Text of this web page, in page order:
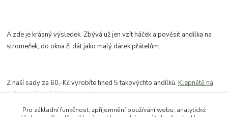
A zde je krásný výsledek. Zbývá už jen vzít háček a pověsit andílka na
stromeček, do okna či dát jako malý dárek přátelům.
Z naší sady za 60,-Kč vyrobíte hned 5 takovýchto andílků. Klepnětě na
odkaz a přesvědčte se sami.
Pro základní funkčnost, zpříjemnění používání webu, analytické